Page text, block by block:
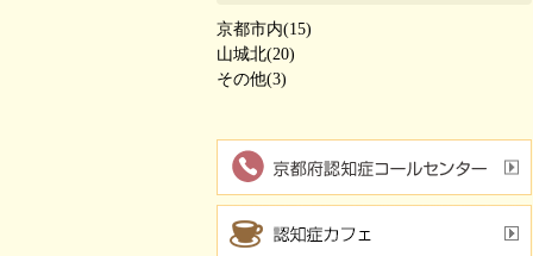
京都市内(15)
山城北(20)
その他(3)